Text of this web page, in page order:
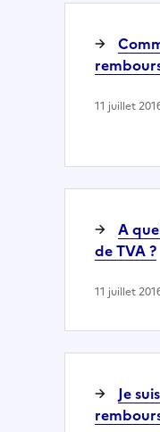
11 juillet
A
de TVA ?
11 juillet
Je